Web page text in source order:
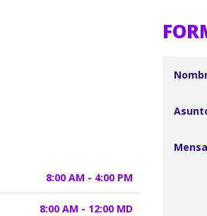
8:00 AM - 4:00 PM
8:00 AM - 12:00 MD